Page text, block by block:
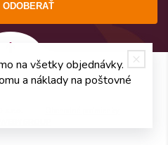
ODOBERAŤ
na všetky objednávky.
a náklady na poštovné